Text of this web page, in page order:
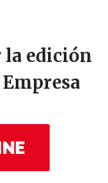
la edición